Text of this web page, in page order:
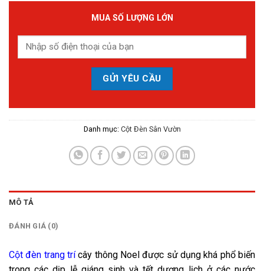
MUA SỐ LƯỢNG LỚN
Danh mục: Cột Đèn Sân Vườn
MÔ TẢ
ĐÁNH GIÁ (0)
Cột đèn trang trícây thông Noel được sử dụng khá phổ biến